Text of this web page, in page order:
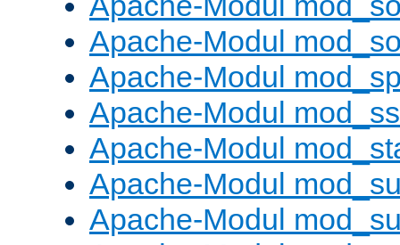
Apache-Modul
Apache-Modul
Apache-Modul
Apache-Modul
Apache-Modul
Apache-Modul